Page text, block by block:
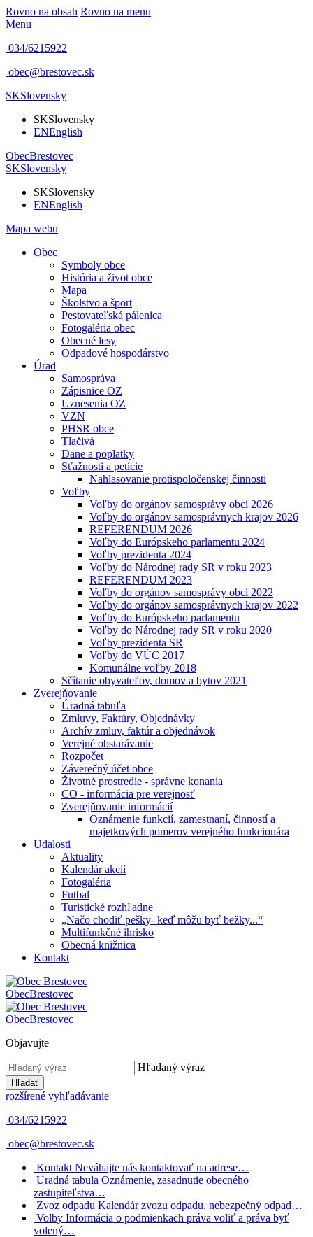
Rovno na obsah Rovno na menu
Menu
034/6215922
obec@brestovec.sk
SKSlovensky
SKSlovensky
ENEnglish
ObecBrestovec
SKSlovensky
SKSlovensky
ENEnglish
Mapa webu
Obec
Symboly obce
História a život obce
Mapa
Školstvo a šport
Pestovateľská pálenica
Fotogaléria obec
Obecné lesy
Odpadové hospodárstvo
Úrad
Samospráva
Zápisnice OZ
Uznesenia OZ
VZN
PHSR obce
Tlačivá
Dane a poplatky
Sťažnosti a petície
Nahlasovanie protispoločenskej činnosti
Voľby
Voľby do orgánov samosprávy obcí 2026
Voľby do orgánov samosprávnych krajov 2026
REFERENDUM 2026
Voľby do Európskeho parlamentu 2024
Voľby prezidenta 2024
Voľby do Národnej rady SR v roku 2023
REFERENDUM 2023
Voľby do orgánov samosprávy obcí 2022
Voľby do orgánov samosprávnych krajov 2022
Voľby do Európskeho parlamentu
Voľby do Národnej rady SR v roku 2020
Voľby prezidenta SR
Voľby do VÚC 2017
Komunálne voľby 2018
Sčítanie obyvateľov, domov a bytov 2021
Zverejňovanie
Úradná tabuľa
Zmluvy, Faktúry, Objednávky
Archív zmluv, faktúr a objednávok
Verejné obstarávanie
Rozpočet
Záverečný účet obce
Životné prostredie - správne konania
CO - informácia pre verejnosť
Zverejňovanie informácií
Oznámenie funkcií, zamestnaní, činností a
majetkových pomerov verejného funkcionára
Udalosti
Aktuality
Kalendár akcií
Fotogaléria
Futbal
Turistické rozhľadne
„Načo chodiť pešky- keď môžu byť bežky...“
Multifunkčné ihrisko
Obecná knižnica
Kontakt
ObecBrestovec
ObecBrestovec
Objavujte
Hľadaný výraz
Hľadať
rozšírené vyhľadávanie
034/6215922
obec@brestovec.sk
Kontakt Neváhajte nás kontaktovať na adrese…
Uradná tabula Oznámenie, zasadnutie obecného
zastupiteľstva…
Zvoz odpadu Kalendár zvozu odpadu, nebezpečný odpad…
Volby Informácia o podmienkach práva voliť a práva byť
volený…